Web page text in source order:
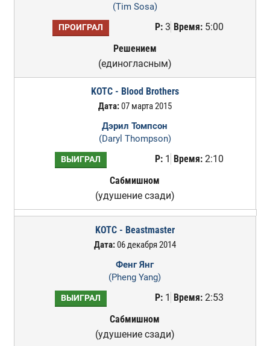
(Tim Sosa)
ПРОИГРАЛ Р:3 Время:5:00
Решением
(единогласным)
KOTC - Blood Brothers
Дата:07 марта 2015
Дэрил Томпсон
(Daryl Thompson)
ВЫИГРАЛ Р:1 Время:2:10
Сабмишном
(удушение сзади)
KOTC - Beastmaster
Дата:06 декабря 2014
Фенг Янг
(Pheng Yang)
ВЫИГРАЛ Р:1 Время:2:53
Сабмишном
(удушение сзади)